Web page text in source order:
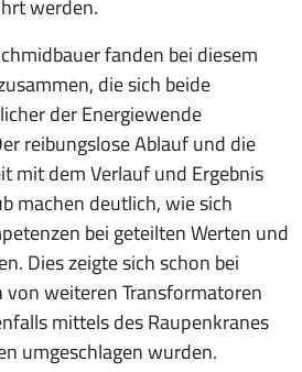
werden.
fanden bei diesem
die sich beide
der Energiewende
reibungslose Ablauf und die
mit dem Verlauf und Ergebnis
machen deutlich, wie sich
bei geteilten Werten und
Dies zeigte sich schon bei
weiteren Transformatoren
mittels des Raupenkranes
umgeschlagen wurden.